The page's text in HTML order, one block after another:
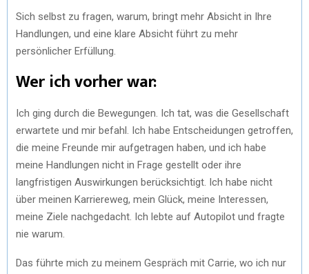
Sich selbst zu fragen, warum, bringt mehr Absicht in Ihre
Handlungen, und eine klare Absicht führt zu mehr
persönlicher Erfüllung.
Wer ich vorher war:
Ich ging durch die Bewegungen. Ich tat, was die Gesellschaft
erwartete und mir befahl. Ich habe Entscheidungen getroffen,
die meine Freunde mir aufgetragen haben, und ich habe
meine Handlungen nicht in Frage gestellt oder ihre
langfristigen Auswirkungen berücksichtigt. Ich habe nicht
über meinen Karriereweg, mein Glück, meine Interessen,
meine Ziele nachgedacht. Ich lebte auf Autopilot und fragte
nie warum.
Das führte mich zu meinem Gespräch mit Carrie, wo ich nur